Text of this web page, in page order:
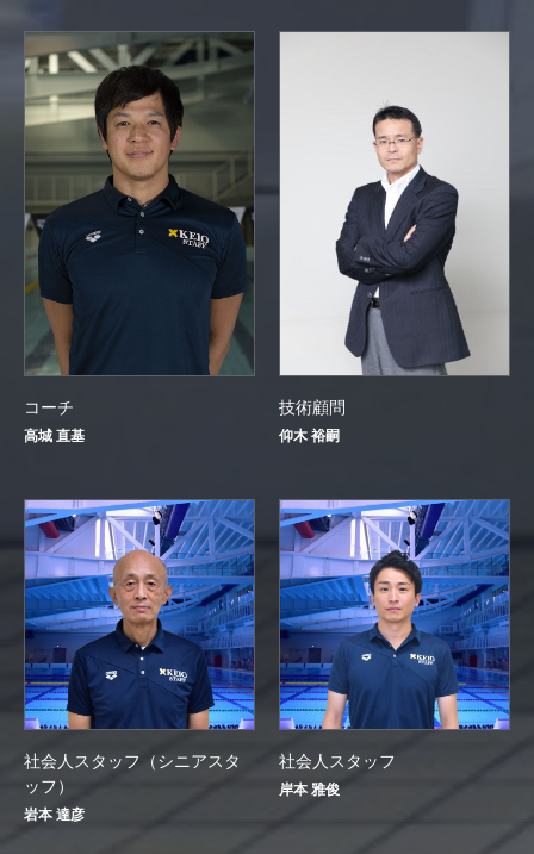
社会人スタッフ
岸本 雅俊
技術顧問
仰木 裕嗣
コーチ
高城 直基
社会人スタッフ（シニアスタ
ッフ）
岩本 達彦